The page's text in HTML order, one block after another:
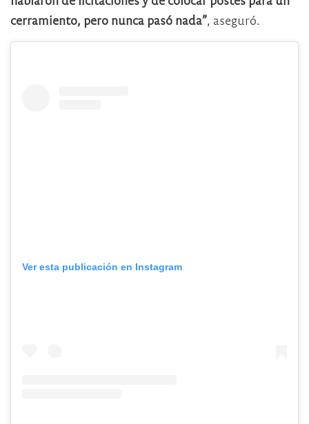
cerramiento, pero nunca pasó nada”, aseguró.
Ver esta publicación en Instagram